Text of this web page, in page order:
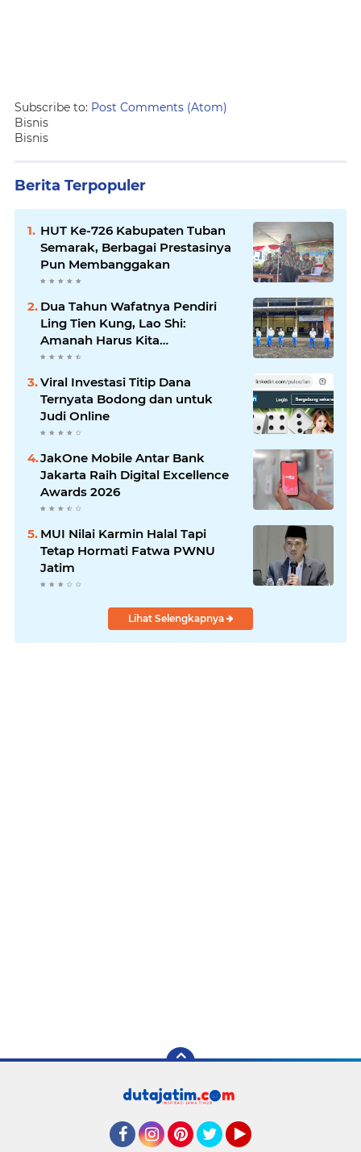
Subscribe to: Post Comments (Atom)
Bisnis
Bisnis
Berita Terpopuler
HUT Ke-726 Kabupaten Tuban
Semarak, Berbagai Prestasinya
Pun Membanggakan
Dua Tahun Wafatnya Pendiri
Ling Tien Kung, Lao Shi:
Amanah Harus Kita
Laksanakan!
Viral Investasi Titip Dana
Ternyata Bodong dan untuk
Judi Online
JakOne Mobile Antar Bank
Jakarta Raih Digital Excellence
Awards 2026
MUI Nilai Karmin Halal Tapi
Tetap Hormati Fatwa PWNU
Jatim
Lihat Selengkapnya